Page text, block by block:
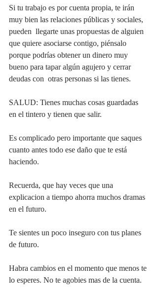
Si tu trabajo es por cuenta propia, te irán
muy bien las relaciones públicas y sociales,
pueden  llegarte unas propuestas de alguien
que quiere asociarse contigo, piénsalo
porque podrías obtener un dinero muy
bueno para tapar algún agujero y cerrar
deudas con  otras personas si las tienes.
SALUD: Tienes muchas cosas guardadas
en el tintero y tienen que salir.
Es complicado pero importante que saques
cuanto antes todo ese daño que te está
haciendo.
Recuerda, que hay veces que una
explicacion a tiempo ahorra muchos dramas
en el futuro.
Te sientes un poco inseguro con tus planes
de futuro.
Habra cambios en el momento que menos te
lo esperes. No te agobies mas de la cuenta.